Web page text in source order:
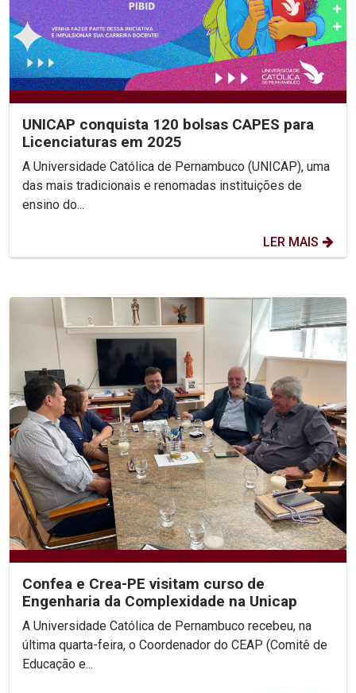
UNICAP conquista 120 bolsas CAPES para
Licenciaturas em 2025
A Universidade Católica de Pernambuco (UNICAP), uma
das mais tradicionais e renomadas instituições de
ensino do...
LER MAIS
Confea e Crea-PE visitam curso de
Engenharia da Complexidade na Unicap
A Universidade Católica de Pernambuco recebeu, na
última quarta-feira, o Coordenador do CEAP (Comitê de
Educação e...